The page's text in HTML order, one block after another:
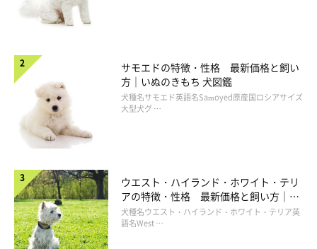
サモエドの特徴・性格 最新価格と飼い
方｜いぬのきもち 犬図鑑
犬種名サモエド英語名Samoyed原産国ロシアサイズ
大型犬グ …
ウエスト・ハイランド・ホワイト・テリ
アの特徴・性格 最新価格と飼い方｜い
ぬのきもち 犬図鑑
犬種名ウエスト・ハイランド・ホワイト・テリア英
語名West …